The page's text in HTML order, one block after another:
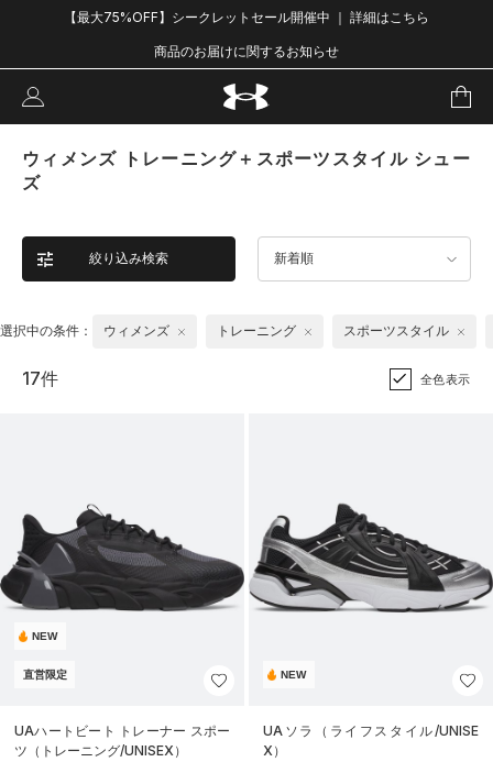
【最大75%OFF】シークレットセール開催中 ｜ 詳細はこちら
商品のお届けに関するお知らせ
ウィメンズ トレーニング＋スポーツスタイル シュー
ズ
絞り込み検索 新着順
選択中の条件： ウィメンズ トレーニング スポーツスタイル
17件 全色表示
NEW
直営限定
UAハートビート トレーナー スポー
ツ（トレーニング/UNISEX）
NEW
UAソラ（ライフスタイル/UNISE
X）